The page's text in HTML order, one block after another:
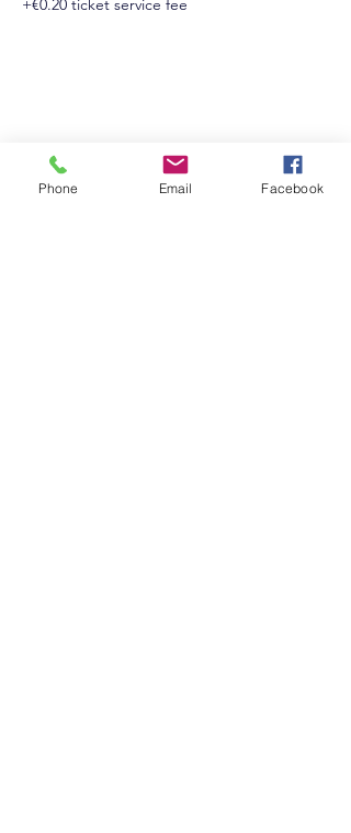
+€0.20 ticket service fee
Suivez-nous sur les réseaux sociaux :
Phone Email Facebook